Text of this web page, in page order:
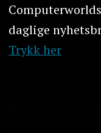
Computerworlds
daglige
Trykk her